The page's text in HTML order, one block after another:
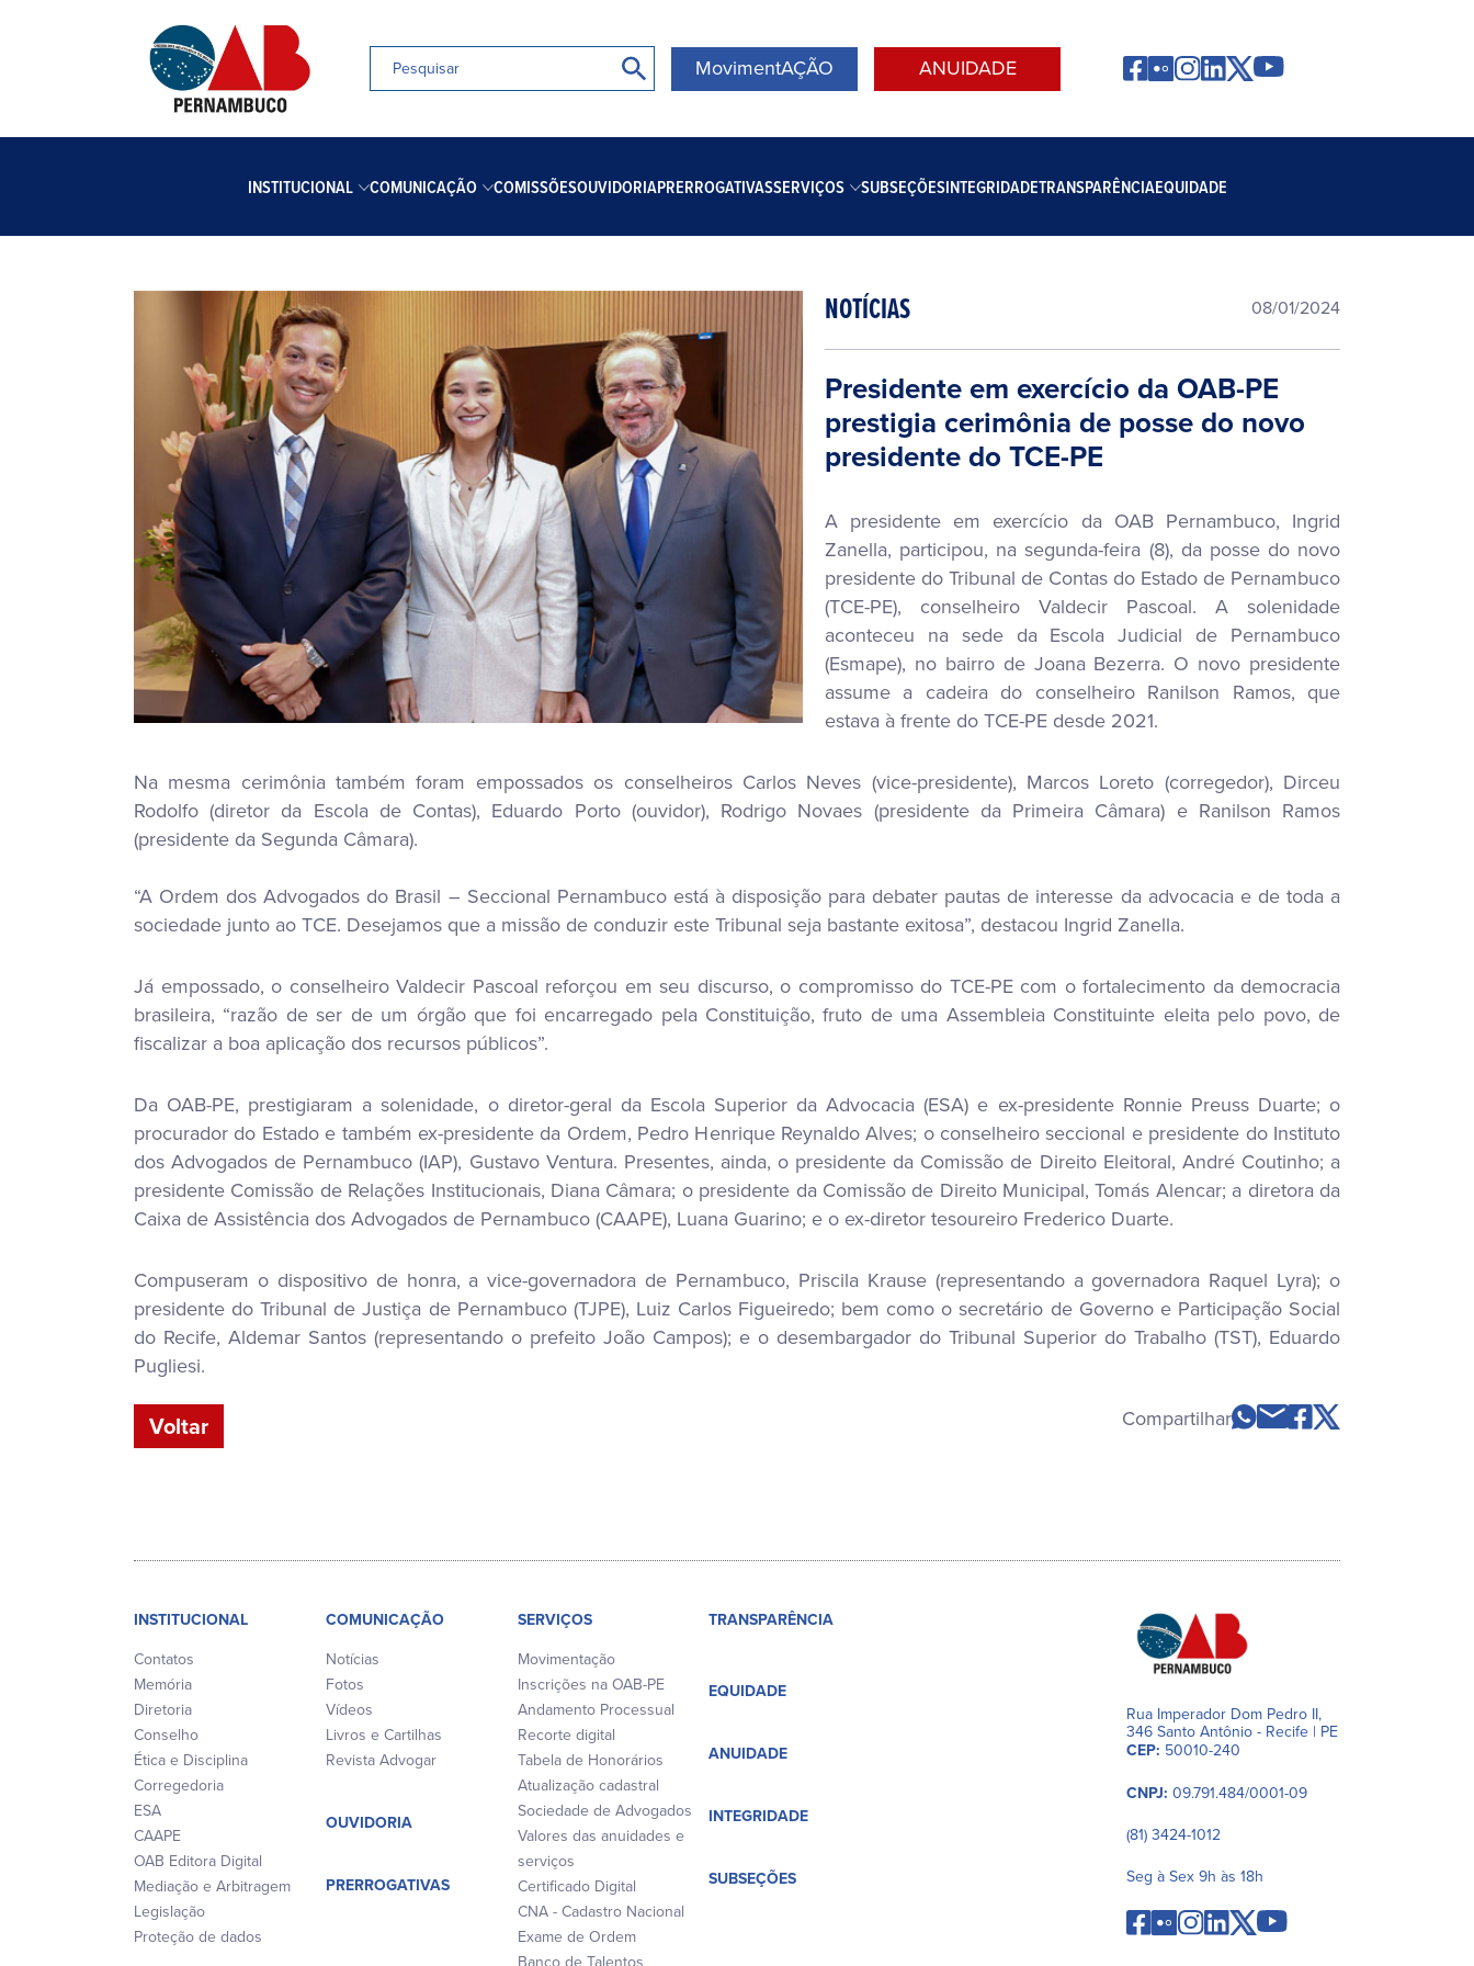
MovimentAÇÃO ANUIDADE
INSTITUCIONAL COMUNICAÇÃO COMISSÕESOUVIDORIAPRERROGATIVASSERVIÇOS SUBSEÇÕESINTEGRIDADETRANSPARÊNCIAEQUIDADE
NOTÍCIAS 08/01/2024
Presidente em exercício da OAB-PE
prestigia cerimônia de posse do novo
presidente do TCE-PE
A presidente em exercício da OAB Pernambuco, Ingrid
Zanella, participou, na segunda-feira (8), da posse do novo
presidente do Tribunal de Contas do Estado de Pernambuco
(TCE-PE), conselheiro Valdecir Pascoal. A solenidade
aconteceu na sede da Escola Judicial de Pernambuco
(Esmape), no bairro de Joana Bezerra. O novo presidente
assume a cadeira do conselheiro Ranilson Ramos, que
estava à frente do TCE-PE desde 2021.
Na mesma cerimônia também foram empossados os conselheiros Carlos Neves (vice-presidente), Marcos Loreto (corregedor), Dirceu
Rodolfo (diretor da Escola de Contas), Eduardo Porto (ouvidor), Rodrigo Novaes (presidente da Primeira Câmara) e Ranilson Ramos
(presidente da Segunda Câmara).
“A Ordem dos Advogados do Brasil – Seccional Pernambuco está à disposição para debater pautas de interesse da advocacia e de toda a
sociedade junto ao TCE. Desejamos que a missão de conduzir este Tribunal seja bastante exitosa”, destacou Ingrid Zanella.
Já empossado, o conselheiro Valdecir Pascoal reforçou em seu discurso, o compromisso do TCE-PE com o fortalecimento da democracia
brasileira, “razão de ser de um órgão que foi encarregado pela Constituição, fruto de uma Assembleia Constituinte eleita pelo povo, de
fiscalizar a boa aplicação dos recursos públicos”.
Da OAB-PE, prestigiaram a solenidade, o diretor-geral da Escola Superior da Advocacia (ESA) e ex-presidente Ronnie Preuss Duarte; o
procurador do Estado e também ex-presidente da Ordem, Pedro Henrique Reynaldo Alves; o conselheiro seccional e presidente do Instituto
dos Advogados de Pernambuco (IAP), Gustavo Ventura. Presentes, ainda, o presidente da Comissão de Direito Eleitoral, André Coutinho; a
presidente Comissão de Relações Institucionais, Diana Câmara; o presidente da Comissão de Direito Municipal, Tomás Alencar; a diretora da
Caixa de Assistência dos Advogados de Pernambuco (CAAPE), Luana Guarino; e o ex-diretor tesoureiro Frederico Duarte.
Compuseram o dispositivo de honra, a vice-governadora de Pernambuco, Priscila Krause (representando a governadora Raquel Lyra); o
presidente do Tribunal de Justiça de Pernambuco (TJPE), Luiz Carlos Figueiredo; bem como o secretário de Governo e Participação Social
do Recife, Aldemar Santos (representando o prefeito João Campos); e o desembargador do Tribunal Superior do Trabalho (TST), Eduardo
Pugliesi.
Voltar Compartilhar
INSTITUCIONAL
Contatos
Memória
Diretoria
Conselho
Ética e Disciplina
Corregedoria
ESA
CAAPE
OAB Editora Digital
Mediação e Arbitragem
Legislação
Proteção de dados
COMUNICAÇÃO
Notícias
Fotos
Vídeos
Livros e Cartilhas
Revista Advogar
OUVIDORIA
PRERROGATIVAS
SERVIÇOS
Movimentação
Inscrições na OAB-PE
Andamento Processual
Recorte digital
Tabela de Honorários
Atualização cadastral
Sociedade de Advogados
Valores das anuidades e
serviços
Certificado Digital
CNA - Cadastro Nacional
Exame de Ordem
TRANSPARÊNCIA
EQUIDADE
ANUIDADE
INTEGRIDADE
SUBSEÇÕES
Rua Imperador Dom Pedro II,
346 Santo Antônio - Recife | PE
CEP: 50010-240
CNPJ: 09.791.484/0001-09
(81) 3424-1012
Seg à Sex 9h às 18h